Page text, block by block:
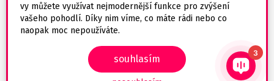
vy můžete využívat nejmodernější funkce pro zvýšení
vašeho pohodlí. Díky nim víme, co máte rádi nebo co
naopak moc nepoužíváte.
souhlasím
© 2026 Tiskarik.cz
3